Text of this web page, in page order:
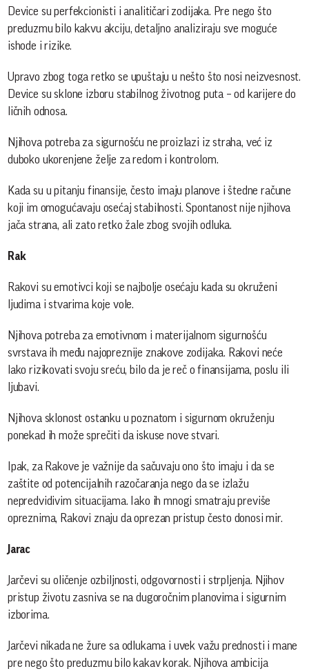
Device su perfekcionisti i analitičari zodijaka. Pre nego što
preduzmu bilo kakvu akciju, detaljno analiziraju sve moguće
ishode i rizike.
Upravo zbog toga retko se upuštaju u nešto što nosi neizvesnost.
Device su sklone izboru stabilnog životnog puta – od karijere do
ličnih odnosa.
Njihova potreba za sigurnošću ne proizlazi iz straha, već iz
duboko ukorenjene želje za redom i kontrolom.
Kada su u pitanju finansije, često imaju planove i štedne račune
koji im omogućavaju osećaj stabilnosti. Spontanost nije njihova
jača strana, ali zato retko žale zbog svojih odluka.
Rak
Rakovi su emotivci koji se najbolje osećaju kada su okruženi
ljudima i stvarima koje vole.
Njihova potreba za emotivnom i materijalnom sigurnošću
svrstava ih među najopreznije znakove zodijaka. Rakovi neće
lako rizikovati svoju sreću, bilo da je reč o finansijama, poslu ili
ljubavi.
Njihova sklonost ostanku u poznatom i sigurnom okruženju
ponekad ih može sprečiti da iskuse nove stvari.
Ipak, za Rakove je važnije da sačuvaju ono što imaju i da se
zaštite od potencijalnih razočaranja nego da se izlažu
nepredvidivim situacijama. Iako ih mnogi smatraju previše
opreznima, Rakovi znaju da oprezan pristup često donosi mir.
Jarac
Jarčevi su oličenje ozbiljnosti, odgovornosti i strpljenja. Njihov
pristup životu zasniva se na dugoročnim planovima i sigurnim
izborima.
Jarčevi nikada ne žure sa odlukama i uvek važu prednosti i mane
pre nego što preduzmu bilo kakav korak. Njihova ambicija